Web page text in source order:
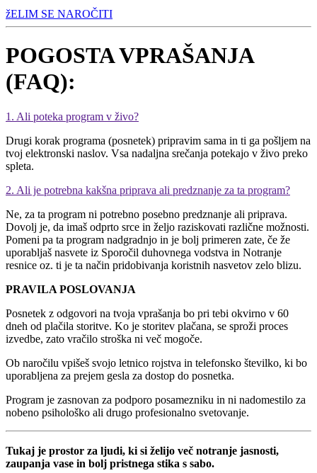
žELIM SE NAROČITI
POGOSTA VPRAŠANJA
(FAQ):
1. Ali poteka program v živo?
Drugi korak programa (posnetek) pripravim sama in ti ga pošljem na
tvoj elektronski naslov. Vsa nadaljna srečanja potekajo v živo preko
spleta.
2. Ali je potrebna kakšna priprava ali predznanje za ta program?
Ne, za ta program ni potrebno posebno predznanje ali priprava.
Dovolj je, da imaš odprto srce in željo raziskovati različne možnosti.
Pomeni pa ta program nadgradnjo in je bolj primeren zate, če že
uporabljaš nasvete iz Sporočil duhovnega vodstva in Notranje
resnice oz. ti je ta način pridobivanja koristnih nasvetov zelo blizu.
PRAVILA POSLOVANJA
Posnetek z odgovori na tvoja vprašanja bo pri tebi okvirno v 60
dneh od plačila storitve. Ko je storitev plačana, se sproži proces
izvedbe, zato vračilo stroška ni več mogoče.
Ob naročilu vpišeš svojo letnico rojstva in telefonsko številko, ki bo
uporabljena za prejem gesla za dostop do posnetka.
Program je zasnovan za podporo posamezniku in ni nadomestilo za
nobeno psihološko ali drugo profesionalno svetovanje.
Tukaj je prostor za ljudi, ki si želijo več notranje jasnosti,
zaupanja vase in bolj pristnega stika s sabo.